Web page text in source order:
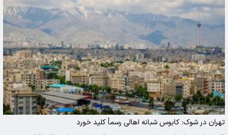
تهران در شوک: کابوس شبانه اهالی رسماً کلید خورد